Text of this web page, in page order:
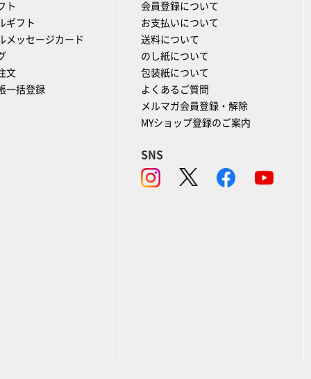
ト
ギフト
メッセージカード
文
一括登録
会員登録について
お支払いについて
送料について
のし紙について
包装紙について
よくあるご質問
メルマガ会員登録・解除
MYショップ登録のご案内
SNS